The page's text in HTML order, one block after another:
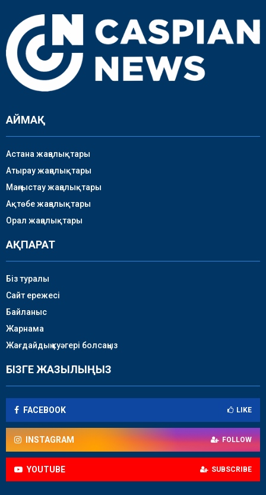
АЙМАҚ
Астана жаңалықтары
Атырау жаңалықтары
Маңғыстау жаңалықтары
Ақтөбе жаңалықтары
Орал жаңалықтары
АҚПАРАТ
Біз туралы
Сайт ережесі
Байланыс
Жарнама
Жағдайдың куәгері болсаңыз
БІЗГЕ ЖАЗЫЛЫҢЫЗ
FACEBOOK LIKE
INSTAGRAM FOLLOW
YOUTUBE SUBSCRIBE